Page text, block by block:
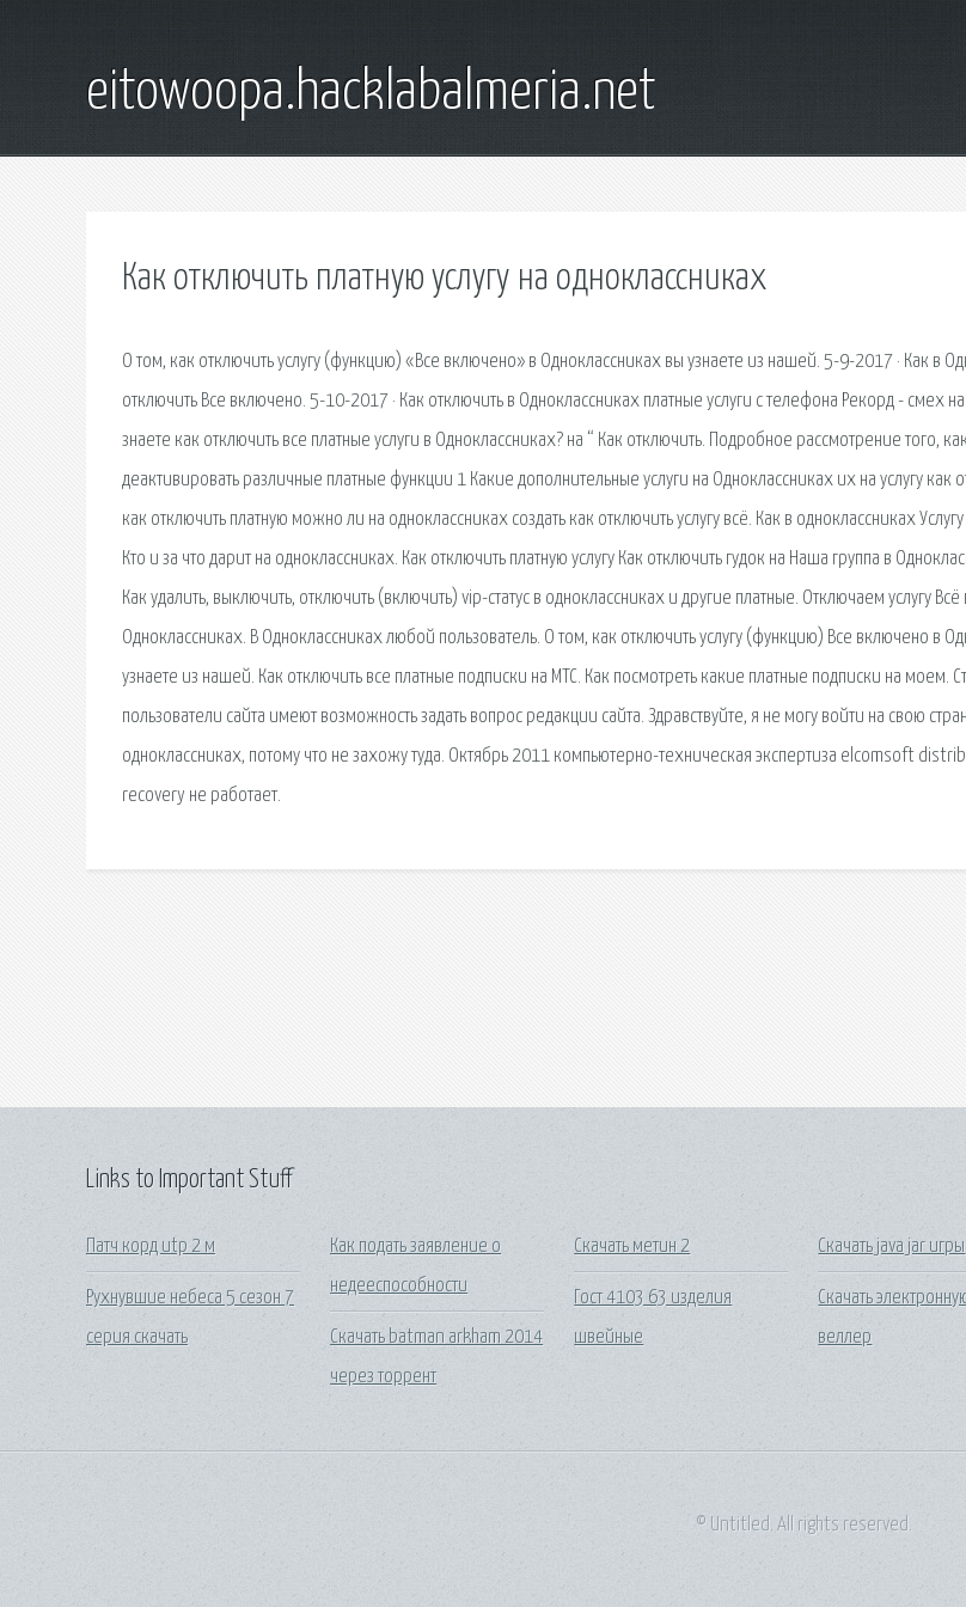
eitowoopa.hacklabalmeria.net
Как отключить платную услугу на одноклассниках
О том, как отключить услугу (функцию) «Все включено» в Одноклассниках вы узнаете из нашей. 5-9-2017 · Как в
отключить Все включено. 5-10-2017 · Как отключить в Одноклассниках платные услуги с телефона Рекорд - смех
знаете как отключить все платные услуги в Одноклассниках? на “ Как отключить. Подробное рассмотрение того,
деактивировать различные платные функции 1 Какие дополнительные услуги на Одноклассниках их на услугу как
как отключить платную можно ли на одноклассниках создать как отключить услугу всё. Как в одноклассниках
Кто и за что дарит на одноклассниках. Как отключить платную услугу Как отключить гудок на Наша группа в
Как удалить, выключить, отключить (включить) vip-статус в одноклассниках и другие платные. Отключаем услугу
Одноклассниках. В Одноклассниках любой пользователь. О том, как отключить услугу (функцию) Все включено в
узнаете из нашей. Как отключить все платные подписки на МТС. Как посмотреть какие платные подписки на моем.
пользователи сайта имеют возможность задать вопрос редакции сайта. Здравствуйте, я не могу войти на свою
одноклассниках, потому что не захожу туда. Октябрь 2011 компьютерно-техническая экспертиза elcomsoft
recovery не работает.
Links to Important Stuff
Патч корд utp 2 м
Рухнувшие небеса 5 сезон 7
серия скачать
Как подать заявление о
недееспособности
Скачать batman arkham 2014
через торрент
Скачать метин 2
Гост 4103 63 изделия
швейные
Скачать java jar игры
Скачать
веллер
© Untitled. All rights reserved.